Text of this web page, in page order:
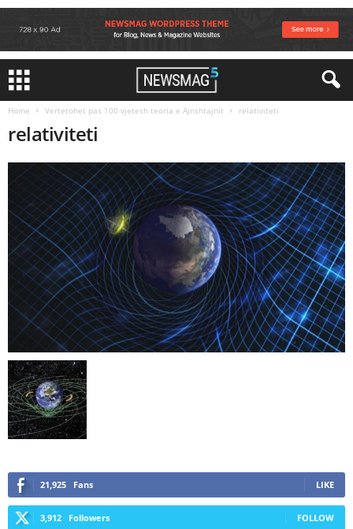
Home Vertetohet pas 100 vjetesh teoria e Ajnshtajnit relativiteti
relativiteti
21,925 Fans LIKE
3,912 Followers FOLLOW